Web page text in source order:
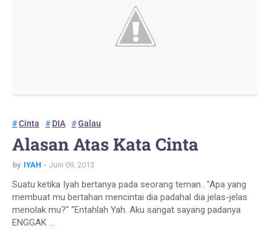
Cinta DIA Galau
Alasan Atas Kata Cinta
by IYAH Juni 09, 2013
Suatu ketika Iyah bertanya pada seorang teman.. "Apa yang
membuat mu bertahan mencintai dia padahal dia jelas-jelas
menolak mu?" "Entahlah Yah. Aku sangat sayang padanya
ENGGAK …